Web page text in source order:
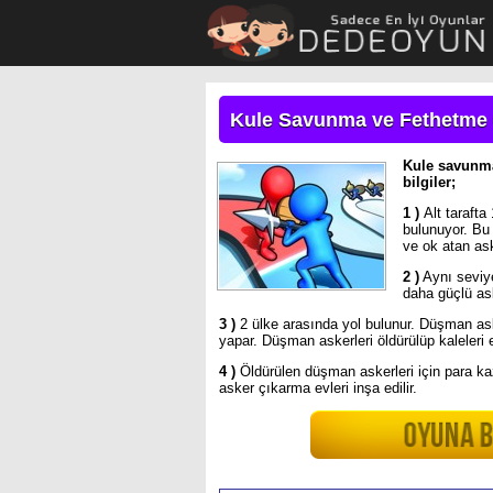
Kule Savunma ve Fethetme
Kule
bilgiler;
1 ) Alt tarafta
bulunuyor.
ve ok atan
2 ) Aynı
daha güçlü
3 ) 2 ülke arasında yol bulunur. Düşman
yapar. Düşman askerleri öldürülüp kaleleri
4 ) Öldürülen düşman askerleri için para
asker çıkarma evleri inşa edilir.